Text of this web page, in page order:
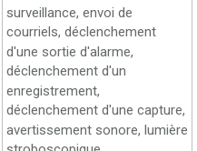
surveillance, envoi de
courriels, déclenchement
d'une sortie d'alarme,
déclenchement d'un
enregistrement,
déclenchement d'une capture,
avertissement sonore, lumière